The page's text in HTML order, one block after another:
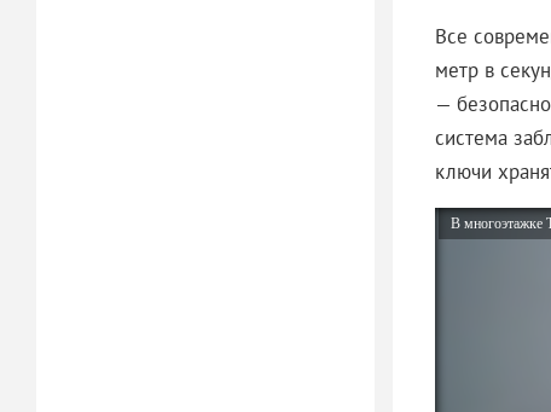
Все
метр в
—
система
ключи
В многоэтажке